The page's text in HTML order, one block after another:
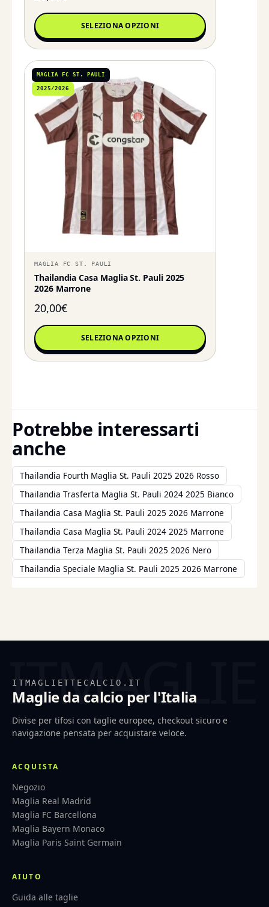
SELEZIONA OPZIONI
MAGLIA FC ST. PAULI
2025/2026
MAGLIA FC ST. PAULI
Thailandia Casa Maglia St. Pauli 2025
2026 Marrone
20,00€
SELEZIONA OPZIONI
Potrebbe interessarti
anche
Thailandia Fourth Maglia St. Pauli 2025 2026 Rosso
Thailandia Trasferta Maglia St. Pauli 2024 2025 Bianco
Thailandia Casa Maglia St. Pauli 2025 2026 Marrone
Thailandia Casa Maglia St. Pauli 2024 2025 Marrone
Thailandia Terza Maglia St. Pauli 2025 2026 Nero
Thailandia Speciale Maglia St. Pauli 2025 2026 Marrone
ITMAGLIETTECALCIO.IT
Maglie da calcio per l'Italia
Divise per tifosi con taglie europee, checkout sicuro e
navigazione pensata per acquistare veloce.
ACQUISTA
Negozio
Maglia Real Madrid
Maglia FC Barcellona
Maglia Bayern Monaco
Maglia Paris Saint Germain
AIUTO
Guida alle taglie